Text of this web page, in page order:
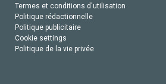
Termes et conditions d'utilisation
Politique rédactionnelle
Politique publicitaire
Cookie settings
Politique de la vie privée